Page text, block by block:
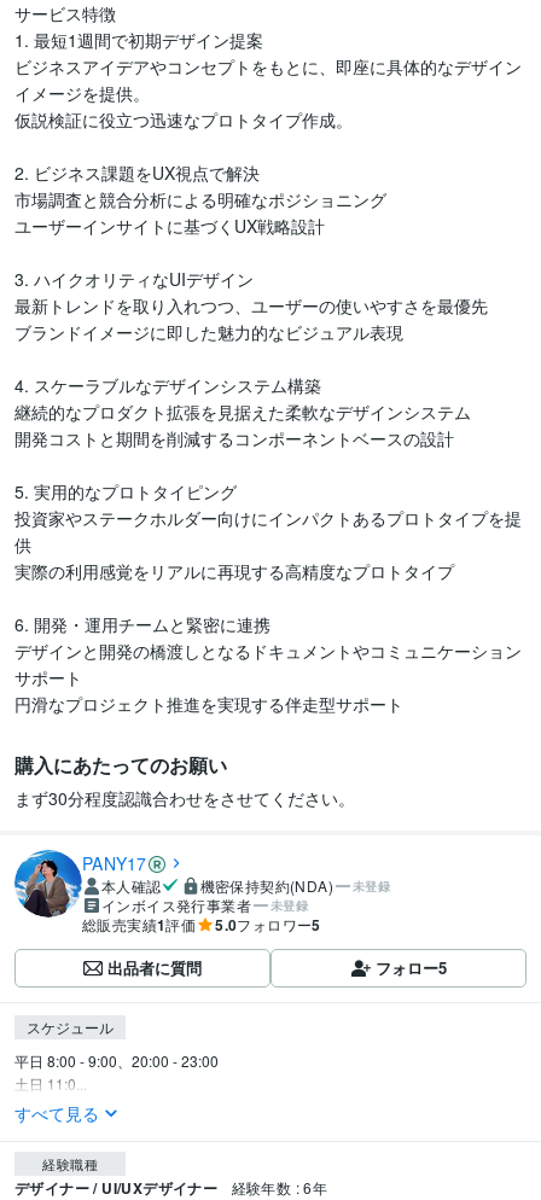
サービス特徴
1. 最短1週間で初期デザイン提案
ビジネスアイデアやコンセプトをもとに、即座に具体的なデザイン
イメージを提供。
仮説検証に役立つ迅速なプロトタイプ作成。
2. ビジネス課題をUX視点で解決
市場調査と競合分析による明確なポジショニング
ユーザーインサイトに基づくUX戦略設計
3. ハイクオリティなUIデザイン
最新トレンドを取り入れつつ、ユーザーの使いやすさを最優先
ブランドイメージに即した魅力的なビジュアル表現
4. スケーラブルなデザインシステム構築
継続的なプロダクト拡張を見据えた柔軟なデザインシステム
開発コストと期間を削減するコンポーネントベースの設計
5. 実用的なプロトタイピング
投資家やステークホルダー向けにインパクトあるプロトタイプを提
供
実際の利用感覚をリアルに再現する高精度なプロトタイプ
6. 開発・運用チームと緊密に連携
デザインと開発の橋渡しとなるドキュメントやコミュニケーション
サポート
円滑なプロジェクト推進を実現する伴走型サポート
購入にあたってのお願い
まず30分程度認識合わせをさせてください。
PANY17
本人確認 機密保持契約(NDA) 未登録
インボイス発行事業者 未登録
総販売実績1評価 5.0フォロワー5
出品者に質問 フォロー5
スケジュール
平日 8:00 - 9:00、20:00 - 23:00
土日 11:0...
すべて見る
経験職種
デザイナー / UI/UXデザイナー 経験年数 : 6年